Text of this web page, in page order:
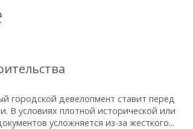
городской девелопмент ставит перед
В условиях плотной исторической или
усложняется из-за жесткого...